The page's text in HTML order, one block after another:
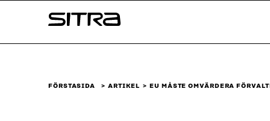
↓
Sitra
FÖRSTASIDA ARTIKEL EU MÅSTE OMVÄRDERA